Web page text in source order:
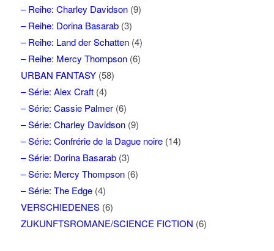
– Reihe: Charley Davidson(9)
– Reihe: Dorina Basarab(3)
– Reihe: Land der Schatten(4)
– Reihe: Mercy Thompson(6)
URBAN FANTASY(58)
– Série: Alex Craft(4)
– Série: Cassie Palmer(6)
– Série: Charley Davidson(9)
– Série: Confrérie de la Dague noire(14)
– Série: Dorina Basarab(3)
– Série: Mercy Thompson(6)
– Série: The Edge(4)
VERSCHIEDENES(6)
ZUKUNFTSROMANE/SCIENCE FICTION (6)